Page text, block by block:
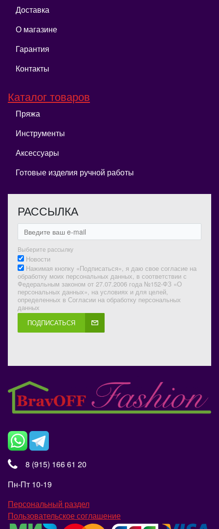
Доставка
О магазине
Гарантия
Контакты
Каталог товаров
Пряжа
Инструменты
Аксессуары
Готовые изделия ручной работы
РАССЫЛКА
Выберите рассылку
Новости
Нажимая кнопку «Подписаться», я даю свое согласие на
обработку моих персональных данных, в соответствии с
Федеральным законом от 27.07.2006 года №152-ФЗ «О
персональных данных», на условиях и для целей,
определенных в Согласии на обработку персональных
данных
ПОДПИСАТЬСЯ
8 (915) 166 61 20
Пн-Пт 10-19
Персональный раздел
Пользовательское соглашение